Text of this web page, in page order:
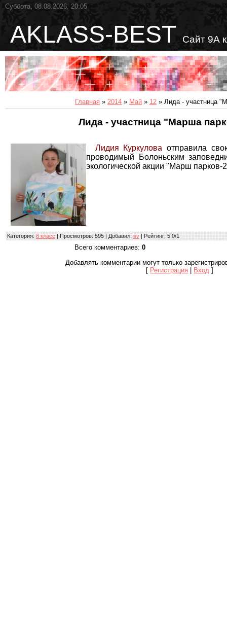
Суббота, 08.08.2026, 20:05
AKLASS-BEST Сайт 9А
Главная » 2014 » Май » 12 » Лида - участница
Лида - участница "Марша
Лидия Куркуловаотправила
проводимый Болоньским
экологической акции "Марш парков-
Категория: 8 класс | Просмотров: 595 | Добавил: sv | Рейтинг: 5.0/1
Всего комментариев: 0
Добавлять комментарии могут только
[ Регистрация Вход ]